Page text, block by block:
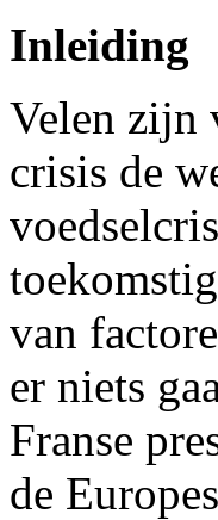
Inleiding
Velen zijn
crisis de
van
er niets
Franse
de